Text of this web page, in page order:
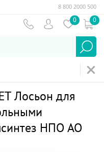
8 800 2000 500
0 0
Лосьон для
НПО АО